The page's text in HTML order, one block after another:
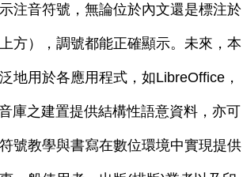
注音符號，無論位於內文還是標注於
方），調號都能正確顯示。未來，本
地用於各應用程式，如LibreOffice，
庫之建置提供結構性語意資料，亦可
號教學與書寫在數位環境中實現提供